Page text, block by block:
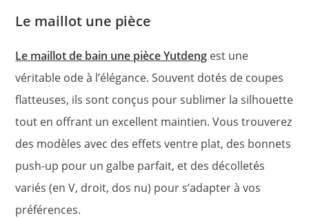
Le maillot une pièce
Le maillot de bain une pièce Yutdeng est une
véritable ode à l’élégance. Souvent dotés de coupes
flatteuses, ils sont conçus pour sublimer la silhouette
tout en offrant un excellent maintien. Vous trouverez
des modèles avec des effets ventre plat, des bonnets
push-up pour un galbe parfait, et des décolletés
variés (en V, droit, dos nu) pour s’adapter à vos
préférences.